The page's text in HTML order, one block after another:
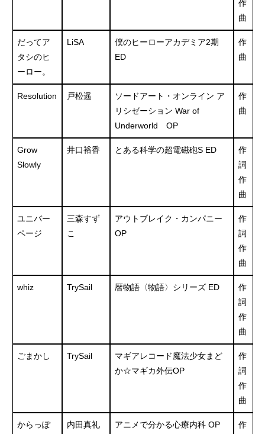
作
曲
だってア
タシのヒ
ーロー。
LiSA
僕のヒーローアカデミア2期
ED
作
曲
Resolution 戸松遥
ソードアート・オンライン ア
リシゼーション War of
Underworld OP
作
曲
Grow
Slowly
井口裕香 とある科学の超電磁砲S ED
作
詞
作
曲
ユニバー
ページ
三森すず
こ
アウトブレイク・カンパニー
OP
作
詞
作
曲
whiz TrySail 暦物語〈物語〉シリーズ ED
作
詞
作
曲
ごまかし TrySail
マギアレコード魔法少女まど
か☆マギカ外伝OP
作
詞
作
曲
からっぽ
内田真礼 アニメで分かる心療内科 OP
作